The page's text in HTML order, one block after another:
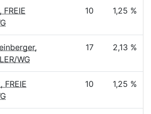
10 1,25 %
WG
17 2,13 %
FREIE
10 1,25 %